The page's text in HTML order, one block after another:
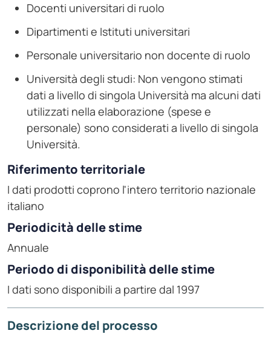
Docenti universitari di ruolo
Dipartimenti e Istituti universitari
Personale universitario non docente di ruolo
Università degli studi: Non vengono stimati
dati a livello di singola Università ma alcuni dati
utilizzati nella elaborazione (spese e
personale) sono considerati a livello di singola
Università.
Riferimento territoriale
I dati prodotti coprono l'intero territorio nazionale
italiano
Periodicità delle stime
Annuale
Periodo di disponibilità delle stime
I dati sono disponibili a partire dal 1997
Descrizione del processo